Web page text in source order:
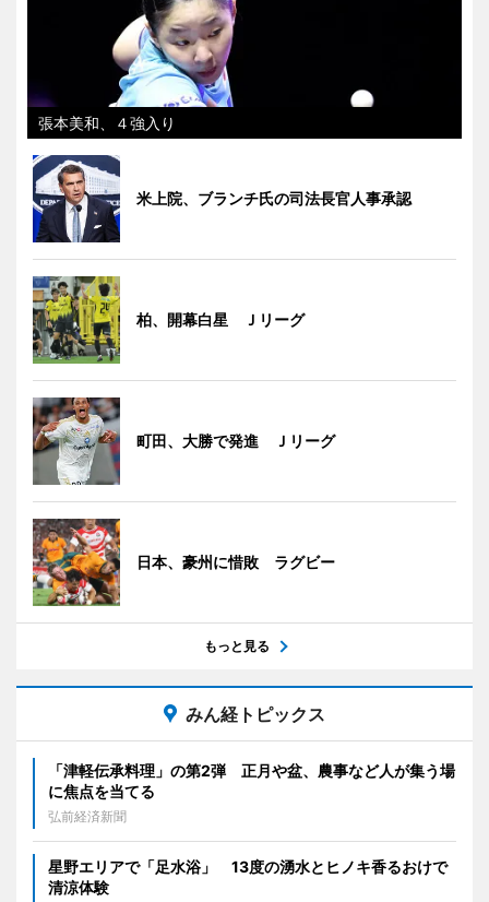
張本美和、４強入り
米上院、ブランチ氏の司法長官人事承認
柏、開幕白星 Ｊリーグ
町田、大勝で発進 Ｊリーグ
日本、豪州に惜敗 ラグビー
もっと見る
みん経トピックス
「津軽伝承料理」の第2弾 正月や盆、農事など人が集う場
に焦点を当てる
弘前経済新聞
星野エリアで「足水浴」 13度の湧水とヒノキ香るおけで
清涼体験